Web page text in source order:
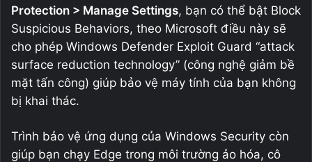
Protection > Manage Settings, bạn có thể bật Block
Suspicious Behaviors, theo Microsoft điều này sẽ
cho phép Windows Defender Exploit Guard “attack
surface reduction technology” (công nghệ giảm bề
mặt tấn công) giúp bảo vệ máy tính của bạn không
bị khai thác.
Trình bảo vệ ứng dụng của Windows Security còn
giúp bạn chạy Edge trong môi trường ảo hóa, cô